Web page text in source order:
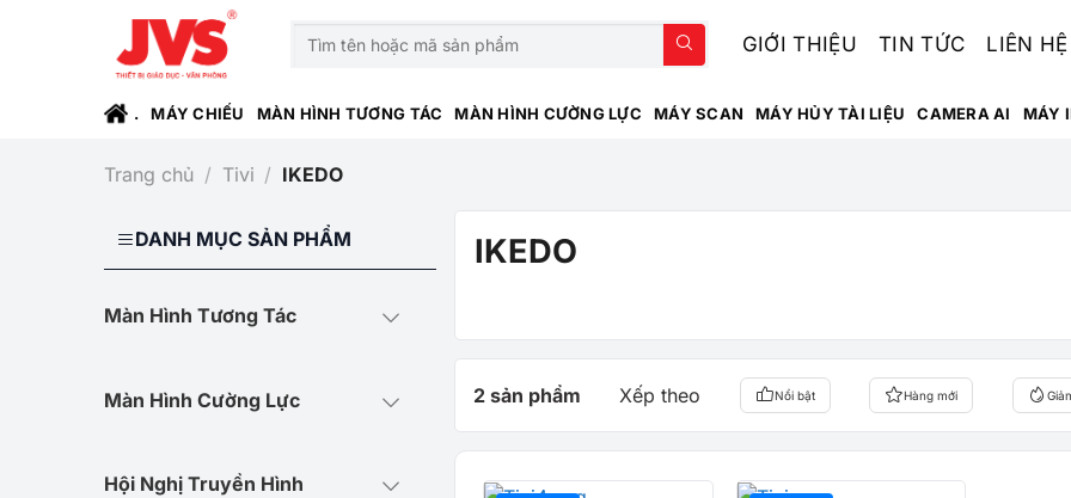
Tìm
kiếm:
GIỚI THIỆU TIN TỨC LIÊN HỆ
. MÁY CHIẾU MÀN HÌNH TƯƠNG TÁC MÀN HÌNH CƯỜNG LỰC MÁY SCAN MÁY HỦY TÀI LIỆU CAMERA AI MÁY
Trang chủ / Tivi / IKEDO
DANH MỤC SẢN PHẨM
Màn Hình Tương Tác
Màn Hình Cường Lực
Hội Nghị Truyền Hình
IKEDO
2 sản phẩm Xếp theo Nổi bật Hàng mới